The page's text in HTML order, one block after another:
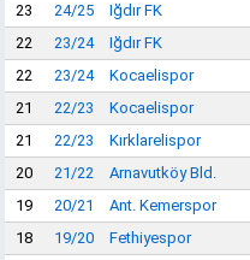
23
24/25 Iğdır FK
22
23/24 Iğdır FK
22
23/24 Kocaelispor
21
22/23 Kocaelispor
21
22/23 Kırklarelispor
20
21/22 Arnavutköy Bld.
19
20/21 Ant. Kemerspor
18
19/20 Fethiyespor